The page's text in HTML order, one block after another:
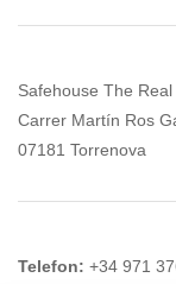
Safehouse The
Carrer Martín Ros
07181 Torrenova
Telefon: +34 971